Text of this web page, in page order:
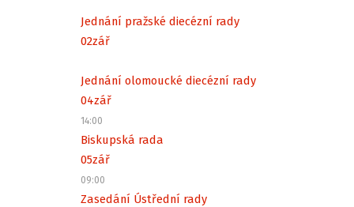
Jednání pražské diecézní rady
02zář
Jednání olomoucké diecézní rady
04zář
14:00
Biskupská rada
05zář
09:00
Zasedání Ústřední rady